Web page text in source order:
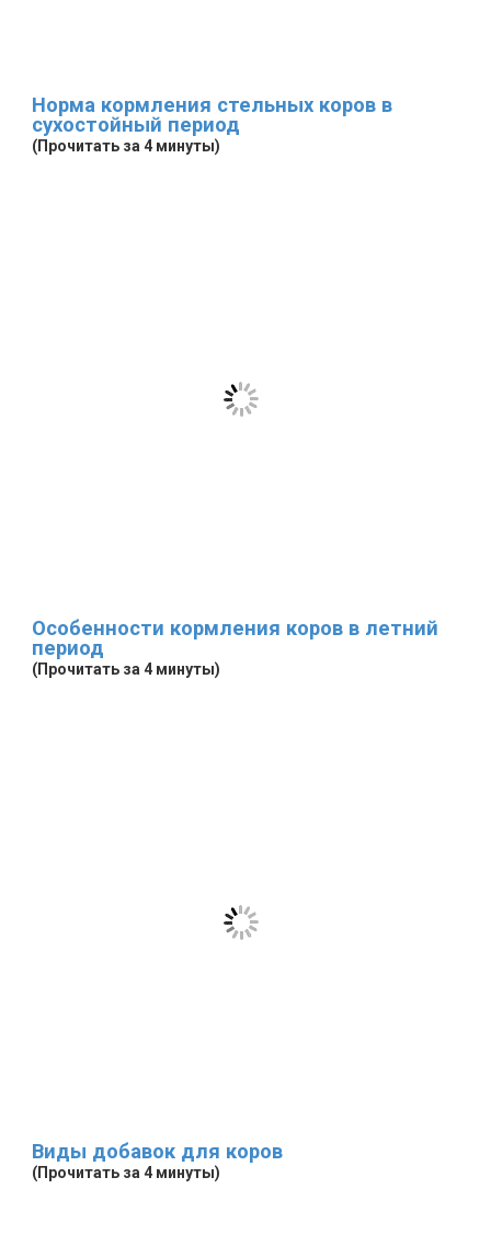
Норма кормления стельных коров в
сухостойный период
(Прочитать за 4 минуты)
Особенности кормления коров в летний
период
(Прочитать за 4 минуты)
Виды добавок для коров
(Прочитать за 4 минуты)